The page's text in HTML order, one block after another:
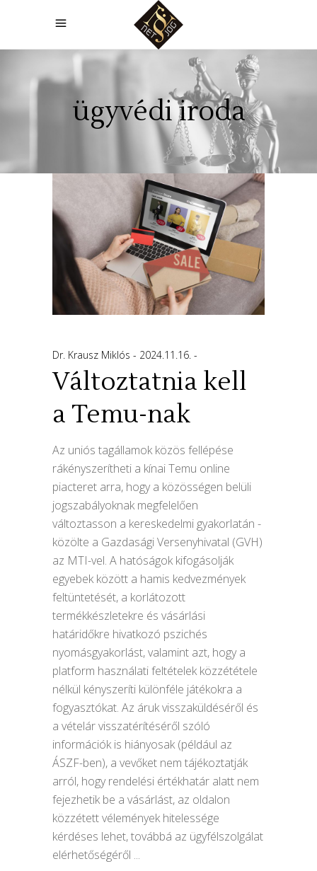
ügyvédi iroda
Dr. Krausz Miklós 2024.11.16.
Változtatnia kell
a Temu-nak
Az uniós tagállamok közös fellépése
rákényszerítheti a kínai Temu online
piacteret arra, hogy a közösségen belüli
jogszabályoknak megfelelően
változtasson a kereskedelmi gyakorlatán -
közölte a Gazdasági Versenyhivatal (GVH)
az MTI-vel. A hatóságok kifogásolják
egyebek között a hamis kedvezmények
feltüntetését, a korlátozott
termékkészletekre és vásárlási
határidőkre hivatkozó pszichés
nyomásgyakorlást, valamint azt, hogy a
platform használati feltételek közzététele
nélkül kényszeríti különféle játékokra a
fogyasztókat. Az áruk visszaküldéséről és
a vételár visszatérítéséről szóló
információk is hiányosak (például az
ÁSZF-ben), a vevőket nem tájékoztatják
arról, hogy rendelési értékhatár alatt nem
fejezhetik be a vásárlást, az oldalon
közzétett vélemények hitelessége
kérdéses lehet, továbbá az ügyfélszolgálat
elérhetőségéről